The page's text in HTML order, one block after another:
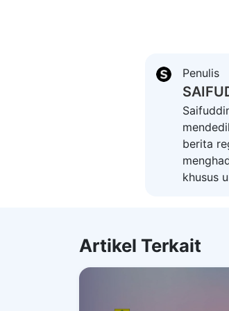
Penulis
berita
khusus
Artikel Terkait